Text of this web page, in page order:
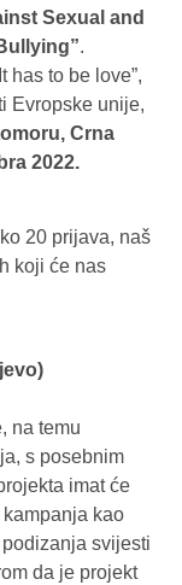
Sexual and
.
has to be love”,
Evropske unije,
Crna
2022.
20 prijava, naš
koji će nas
na temu
s posebnim
imat će
kao
svijesti
da je projekt